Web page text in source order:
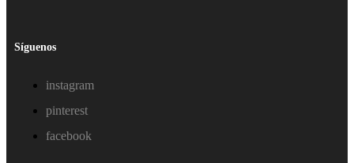
Síguenos
instagram
pinterest
facebook